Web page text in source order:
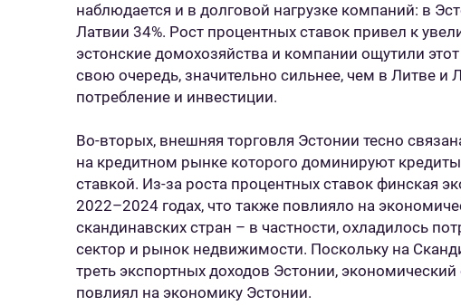
наблюдается и в долговой нагрузке компаний: в
Латвии 34%. Рост процентных ставок привел к
эстонские домохозяйства и компании ощутили
свою очередь, значительно сильнее, чем в Литве и
потребление и инвестиции.
Во-вторых, внешняя торговля Эстонии тесно
на кредитном рынке которого доминируют
ставкой. Из-за роста процентных ставок финская
2022–2024 годах, что также повлияло на
скандинавских стран – в частности, охладилось
сектор и рынок недвижимости. Поскольку на
треть экспортных доходов Эстонии,
повлиял на экономику Эстонии.